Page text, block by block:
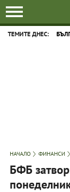
ТЕМИТЕ ДНЕС:
НАЧАЛО ФИНАНСИ
БФБ